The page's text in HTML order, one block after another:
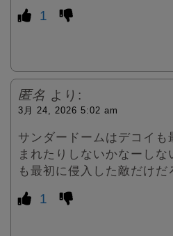
1
匿名 より:
3月 24, 2026 5:02 am
サンダードームはデコイも
まれたりしないかなーし
も最初に侵入した敵だけだ
1